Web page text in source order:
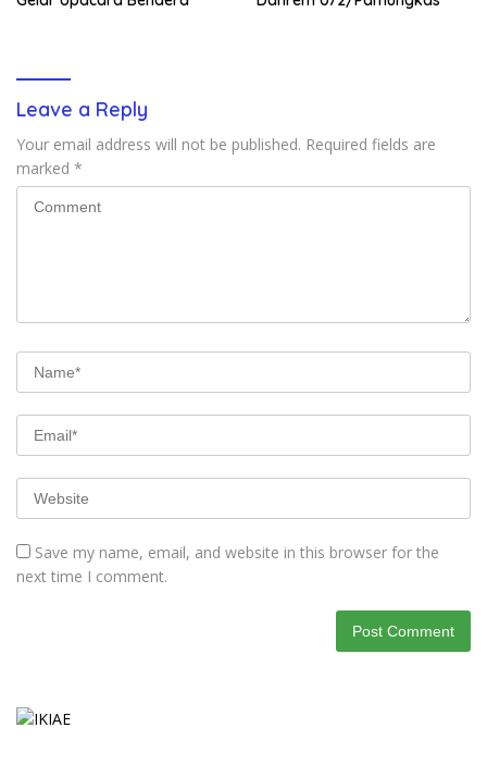
Leave a Reply
Your email address will not be published. Required fields are
marked *
Save my name, email, and website in this browser for the
next time I comment.